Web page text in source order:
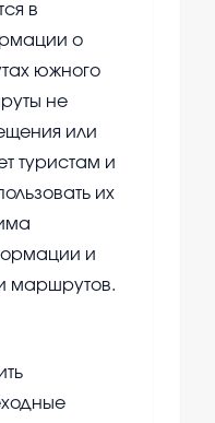
в
о
южного
не
или
туристам и
их
и
маршрутов.